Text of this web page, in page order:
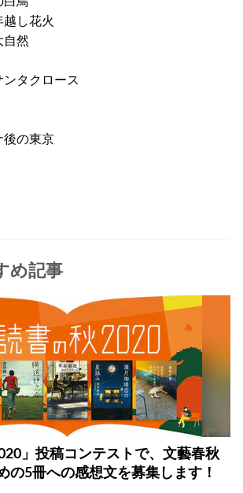
越し花火
自然
タクロース
の東京
め記事
」投稿コンテストで、文藝春秋
の5冊への感想文を募集します！